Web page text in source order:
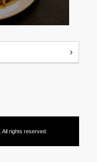
All rights reserved.